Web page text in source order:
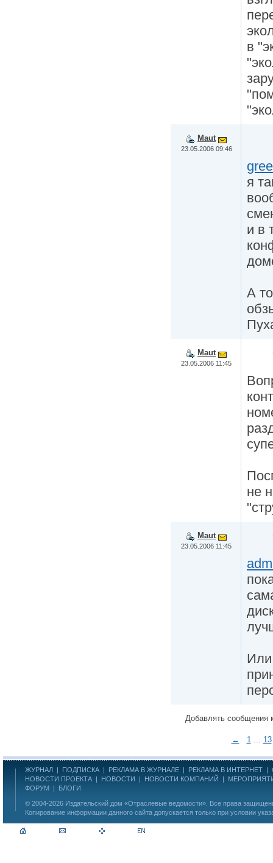
в
Maut
23.05.2006 09:46
я
и в
А
Maut
23.05.2006 11:45
не
Maut
23.05.2006 11:45
Или
Добавлять сообщения
← 1... 13
ЖУРНАЛ | ПОДПИСКА | РЕКЛАМА В ЖУРНАЛЕ | РЕКЛАМА В ИНТЕРНЕТ |
НОВОСТИ ПРОЕКТА | НОВОСТИ | НОВОСТИ КОМПАНИЙ |
ФОРУМ | БЛОГИ
© 2004-2026 Издательский дом «Отраслевые ведомости» . Все права
Копирование информации данного сайта допускается только при условии